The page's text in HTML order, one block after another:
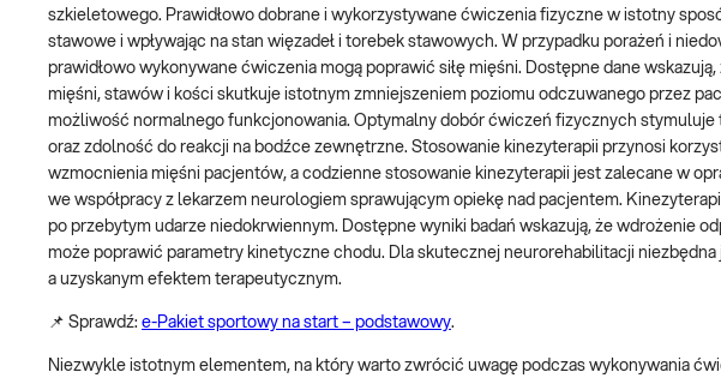
szkieletowego. Prawidłowo dobrane i wykorzystywane ćwiczenia fizyczne w istotny
stawowe i wpływając na stan więzadeł i torebek stawowych. W przypadku porażeń i
prawidłowo wykonywane ćwiczenia mogą poprawić siłę mięśni. Dostępne dane
mięśni, stawów i kości skutkuje istotnym zmniejszeniem poziomu odczuwanego przez
możliwość normalnego funkcjonowania. Optymalny dobór ćwiczeń fizycznych stymuluje
oraz zdolność do reakcji na bodźce zewnętrzne. Stosowanie kinezyterapii przynosi
wzmocnienia mięśni pacjentów, a codzienne stosowanie kinezyterapii jest zalecane w
we współpracy z lekarzem neurologiem sprawującym opiekę nad pacjentem.
po przebytym udarze niedokrwiennym. Dostępne wyniki badań wskazują, że wdrożenie
może poprawić parametry kinetyczne chodu. Dla skutecznej neurorehabilitacji
a uzyskanym efektem terapeutycznym.
📌 Sprawdź: e-Pakiet sportowy na start – podstawowy.
Niezwykle istotnym elementem, na który warto zwrócić uwagę podczas wykonywania